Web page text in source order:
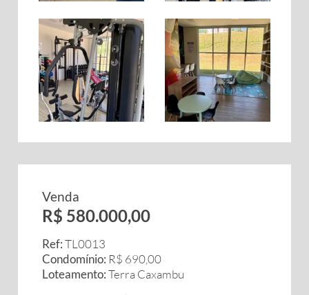
Venda
R$ 580.000,00
Ref:TL0013
Condomínio: R$ 690,00
Loteamento:Terra Caxambu